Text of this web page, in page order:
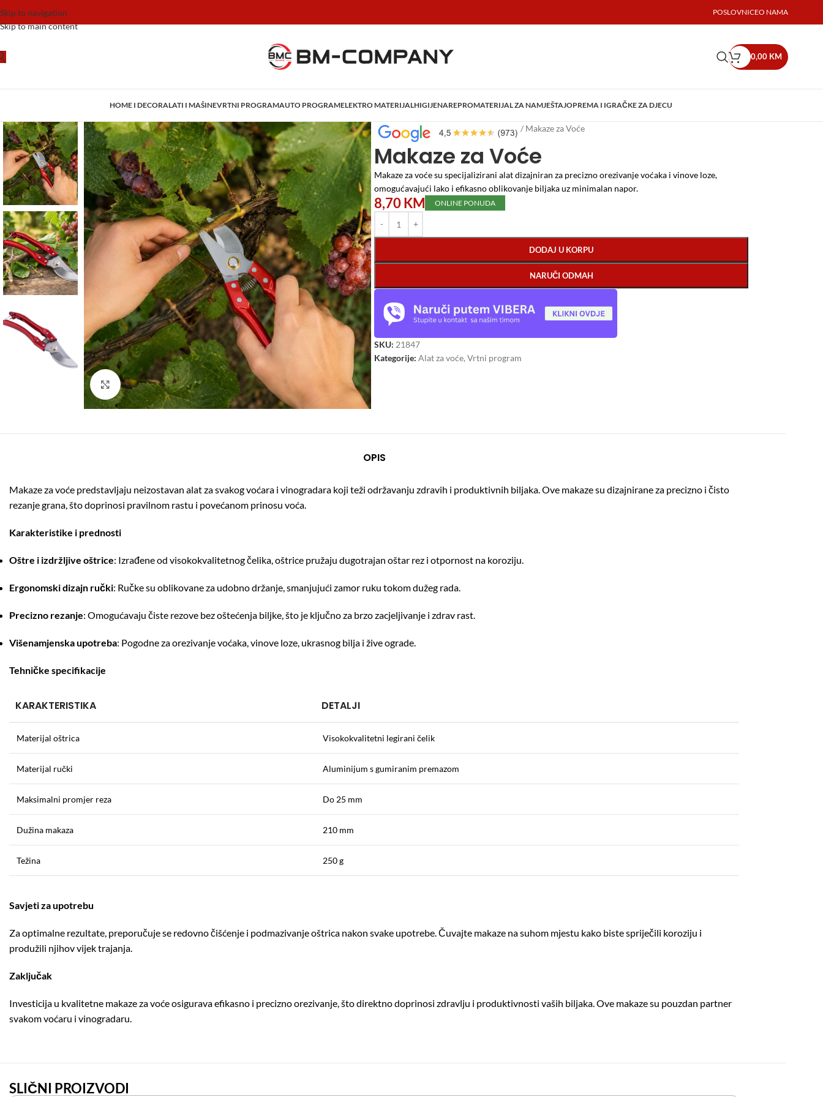
Skip to navigation
Skip to main content
POSLOVNICEO NAMA
0,00 KM
HOME I DECORALATI I MAŠINEVRTNI PROGRAMAUTO PROGRAMELEKTRO MATERIJALHIGIJENAREPROMATERIJAL ZA NAMJEŠTAJOPREMA I IGRAČKE ZA DJECU
Click to enlarge
Početna/Vrtni program /Alat za voće / Makaze za Voće
Makaze za Voće
Makaze za voće su specijalizirani alat dizajniran za precizno orezivanje voćaka i vinove loze,
omogućavajući lako i efikasno oblikovanje biljaka uz minimalan napor.
8,70KM ONLINE PONUDA
DODAJ U KORPU
NARUČI ODMAH
SKU: 21847
Kategorije: Alat za voće, Vrtni program
OPIS
Makaze za voće predstavljaju neizostavan alat za svakog voćara i vinogradara koji teži održavanju zdravih i produktivnih biljaka.Ove makaze su dizajnirane za precizno i čisto
rezanje grana, što doprinosi pravilnom rastu i povećanom prinosu voća.
Karakteristike i prednosti
Oštre i izdržljive oštrice: Izrađene od visokokvalitetnog čelika, oštrice pružaju dugotrajan oštar rez i otpornost na koroziju.
Ergonomski dizajn ručki: Ručke su oblikovane za udobno držanje, smanjujući zamor ruku tokom dužeg rada.
Precizno rezanje: Omogućavaju čiste rezove bez oštećenja biljke, što je ključno za brzo zacjeljivanje i zdrav rast.
Višenamjenska upotreba: Pogodne za orezivanje voćaka, vinove loze, ukrasnog bilja i žive ograde.
Tehničke specifikacije
KARAKTERISTIKA DETALJI
Materijal oštrica Visokokvalitetni legirani čelik
Materijal ručki Aluminijum s gumiranim premazom
Maksimalni promjer reza Do 25 mm
Dužina makaza 210 mm
Težina 250 g
Savjeti za upotrebu
Za optimalne rezultate, preporučuje se redovno čišćenje i podmazivanje oštrica nakon svake upotrebe.Čuvajte makaze na suhom mjestu kako biste spriječili koroziju i
produžili njihov vijek trajanja.
Zaključak
Investicija u kvalitetne makaze za voće osigurava efikasno i precizno orezivanje, što direktno doprinosi zdravlju i produktivnosti vaših biljaka.Ove makaze su pouzdan partner
svakom voćaru i vinogradaru.
SLIČNI PROIZVODI